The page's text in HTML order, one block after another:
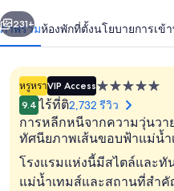
เนอ
ร์ส
ลอนดอน
า
ถัดไป
231+
ภาพรวมห้องพักที่ตั้งนโยบายการเข้
หรูหราVIP Accessที่พัก
5.0
ดาว
9.4 ไร้ที่ติ2,732 รีวิว
การหลีกหนีจากความวุ่นวา
ทัศนียภาพเส้นขอบฟ้าแม่น้ำ
โรงแรมแห่งนี้มีสไตล์และ
แม่น้ำเทมส์และสถานที่สำ